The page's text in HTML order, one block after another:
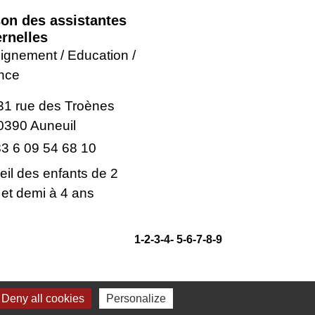
des assistantes
/ Education /
rue des Troènes
Auneuil
6 09 54 68 10
des enfants de 2
demi à 4 ans
1-2-3-4- 5-6-7-8-9
Deny all cookies Personalize